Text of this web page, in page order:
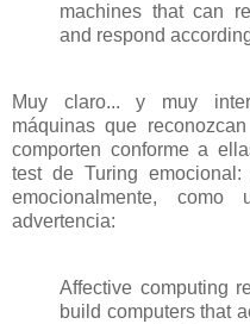
machines that can
and respond
Muy claro... y muy
máquinas que
comporten conforme a
test de Turing
emocionalmente,
advertencia:
Affective computing
build computers that